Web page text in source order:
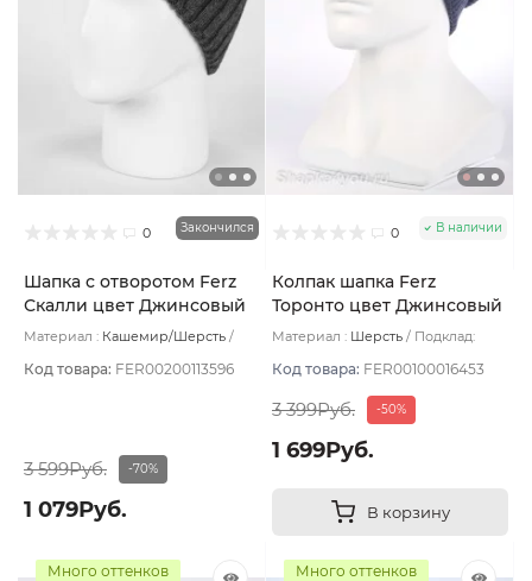
0 Закончился
Шапка с отворотом Ferz
Скалли цвет Джинсовый
Материал : Кашемир/Шерсть
Код товара: FER00200113596
3 599Руб. -70%
1 079Руб.
0 В наличии
Колпак шапка Ferz
Торонто цвет Джинсовый
Материал : Шерсть
Подклад:
Код товара: FER00100016453
3 399Руб. -50%
1 699Руб.
В корзину
Много оттенков Много оттенков